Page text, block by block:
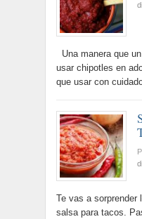
Una manera que
usar chipotles en
que usar con
Te vas a sorprender
salsa para tacos.